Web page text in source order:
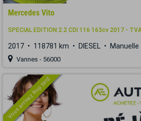
Mercedes Vito
SPECIAL EDITION 2.2 CDI 116 163cv 2017 -
2017 118781 km DIESEL Manuelle
Vannes - 56000
Vous arrivez trop tard